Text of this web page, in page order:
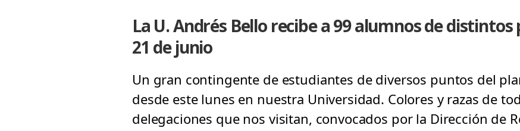
La U. Andrés Bello recibe a 99 alumnos de
21 de junio
Un gran contingente de estudiantes de diversos puntos del
desde este lunes en nuestra Universidad. Colores y razas de
delegaciones que nos visitan, convocados por la Dirección de